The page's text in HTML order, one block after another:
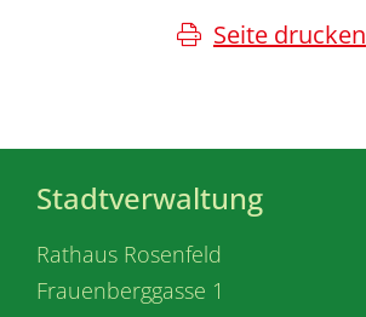
Seite drucken
Stadtverwaltung
Rathaus Rosenfeld
Frauenberggasse 1